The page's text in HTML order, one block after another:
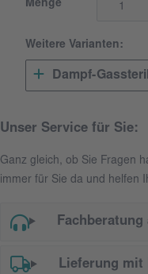
Menge
Weitere Varianten:
Dampf-
Unser Service für Sie:
Ganz gleich, ob Sie Fragen
immer für Sie da und helfen
Fachberatung
Lieferung mit